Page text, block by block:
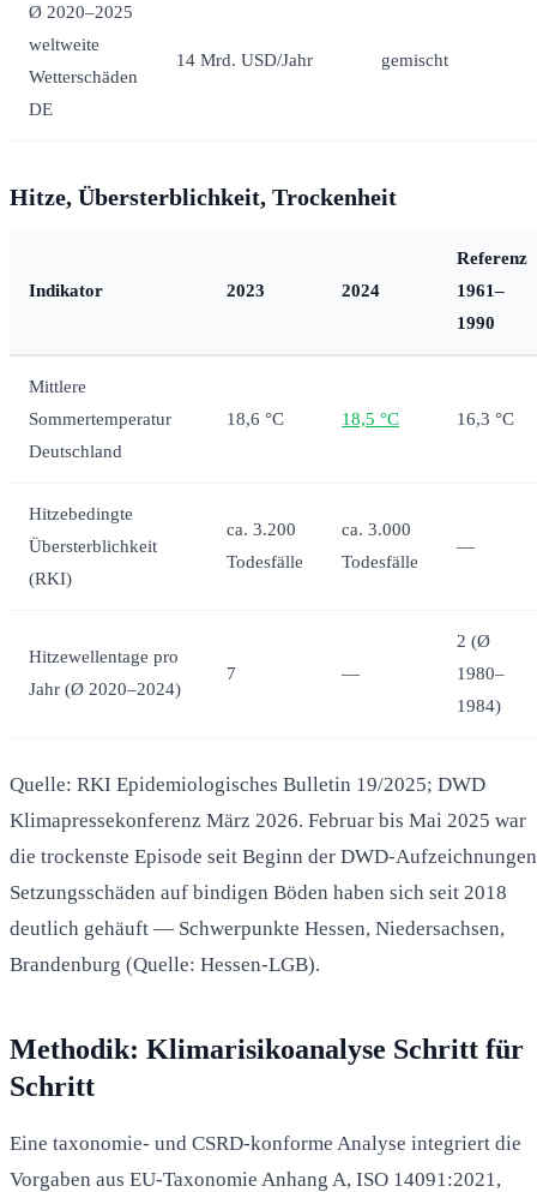
Ø 2020–2025
weltweite
Wetterschäden
DE
14 Mrd. USD/Jahr gemischt
Hitze, Übersterblichkeit, Trockenheit
Indikator 2023 2024
Referenz
1961–
1990
Mittlere
Sommertemperatur
Deutschland
18,6 °C 18,5 °C 16,3 °C
Hitzebedingte
Übersterblichkeit
(RKI)
ca. 3.200
Todesfälle
ca. 3.000
Todesfälle
—
Hitzewellentage pro
Jahr (Ø 2020–2024)
7 —
2 (Ø
1980–
1984)
Quelle: RKI Epidemiologisches Bulletin 19/2025; DWD
Klimapressekonferenz März 2026. Februar bis Mai 2025 war
die trockenste Episode seit Beginn der DWD-
Setzungsschäden auf bindigen Böden haben sich seit 2018
deutlich gehäuft — Schwerpunkte Hessen, Niedersachsen,
Brandenburg (Quelle: Hessen-LGB).
Methodik: Klimarisikoanalyse Schritt für
Schritt
Eine taxonomie- und CSRD-konforme Analyse integriert die
Vorgaben aus EU-Taxonomie Anhang A, ISO 14091:2021,